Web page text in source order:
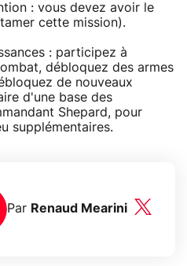
: vous devez avoir le
cette mission).
: participez à
débloquez des armes
de nouveaux
d'une base des
Shepard, pour
supplémentaires.
Par Renaud Mearini